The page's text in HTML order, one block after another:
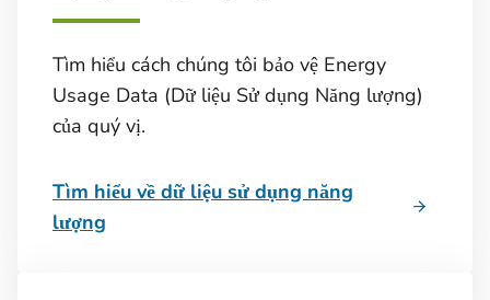
Tìm hiểu cách chúng tôi bảo vệ Energy
Usage Data (Dữ liệu Sử dụng Năng lượng)
của quý vị.
Tìm hiểu về dữ liệu sử dụng năng
lượng